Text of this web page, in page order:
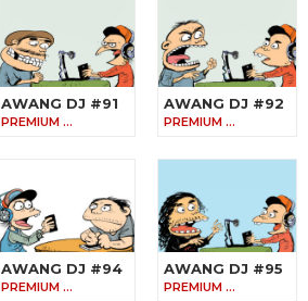
AWANG DJ #91
PREMIUM …
AWANG DJ #92
PREMIUM …
AWANG DJ #94
PREMIUM …
AWANG DJ #95
PREMIUM …